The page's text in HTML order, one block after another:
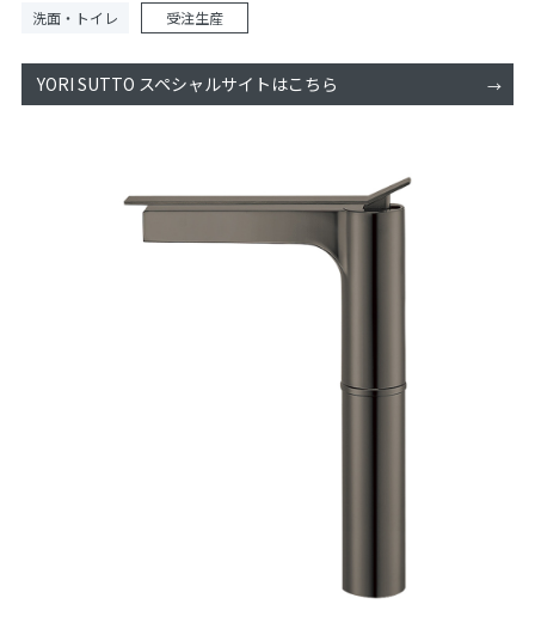
洗面・トイレ 受注生産
YORI SUTTO スペシャルサイトはこちら